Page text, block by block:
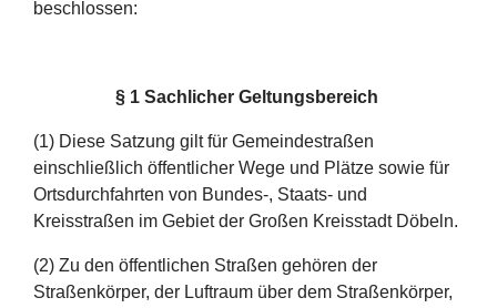
beschlossen:
§ 1 Sachlicher Geltungsbereich
(1) Diese Satzung gilt für Gemeindestraßen
einschließlich öffentlicher Wege und Plätze sowie für
Ortsdurchfahrten von Bundes-, Staats- und
Kreisstraßen im Gebiet der Großen Kreisstadt Döbeln.
(2) Zu den öffentlichen Straßen gehören der
Straßenkörper, der Luftraum über dem Straßenkörper,